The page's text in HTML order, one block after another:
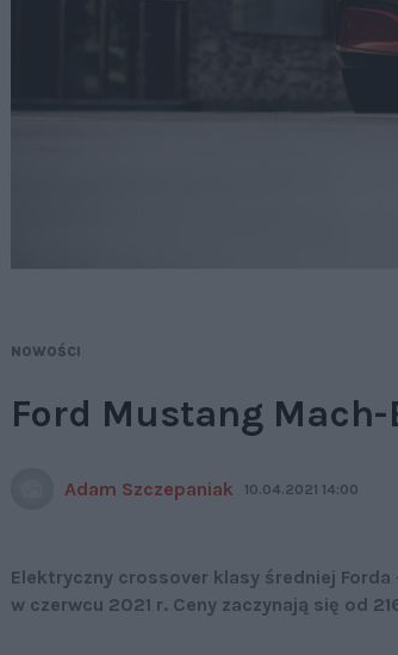
NOWOŚCI
Ford Mustang
Adam Szczepaniak 10.04.2021 14:00
Elektryczny crossover klasy średniej
w czerwcu 2021 r. Ceny zaczynają się od